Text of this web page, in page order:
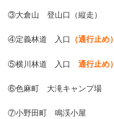
③大倉山 登山口（縦走）
④定義林道 入口 （通行止め）
⑤横川林道 入口 通行止め）
⑥色麻町 大滝キャンプ場
⑦小野田町 鳴渓小屋